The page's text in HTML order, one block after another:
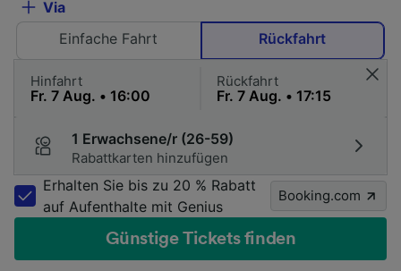
Via
Einfache Fahrt
Rückfahrt
Hinfahrt Rückfahrt
1 Erwachsene/r (26-59)
Rabattkarten hinzufügen
Erhalten Sie bis zu 20 % Rabatt
auf Aufenthalte mit Genius
Booking.com
Günstige Tickets finden